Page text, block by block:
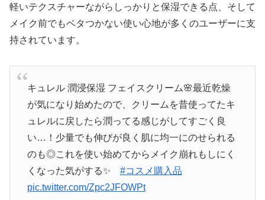
軽いテクスチャーながらしっかりと保湿できる点、そして
メイク前でもベタつかない使い心地が多くのユーザーに支
持されています。
キュレル 潤浸保湿 フェイスクリーム🌸最近乾燥
が気になり始めたので、クリームを昔使ってたキ
ュレルに戻したら潤ってる感じがしてすごく良
い…！少量でも伸びが良く肌に均一にのせられる
のも◎これを使い始めてからメイク崩れもしにく
くなった気がする✨ #コスメ購入品
pic.twitter.com/Zpc2JFOWPt